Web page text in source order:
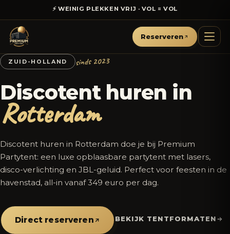
⚡ WEINIG PLEKKEN VRIJ · VOL = VOL
Reserveren
ZUID-HOLLAND sinds 2023
Discotent huren in
Rotterdam
Discotent huren in Rotterdam doe je bij Premium
Partytent: een luxe opblaasbare partytent met lasers,
disco-verlichting en JBL-geluid. Perfect voor feesten in de
havenstad, all-in vanaf 349 euro per dag.
Direct reserveren BEKIJK TENTFORMATEN